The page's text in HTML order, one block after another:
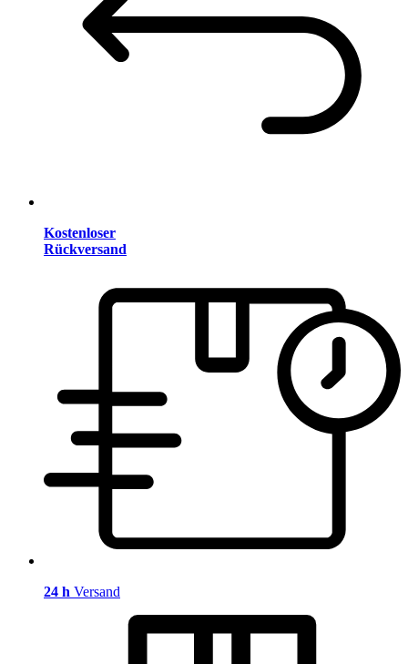
Kostenloser
Rückversand
24 h Versand